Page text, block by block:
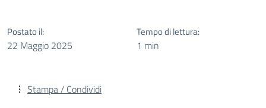
Postato il:
22 Maggio 2025
Tempo di lettura:
1 min
Stampa / Condividi